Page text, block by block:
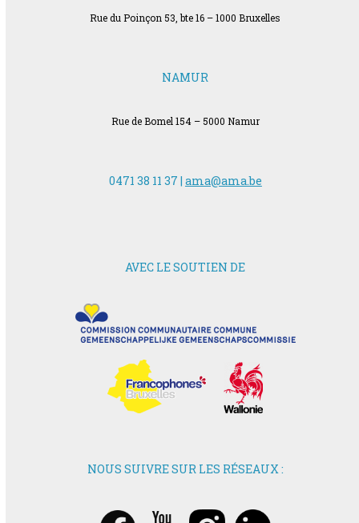
Rue du Poinçon 53, bte 16 – 1000 Bruxelles
NAMUR
Rue de Bomel 154 – 5000 Namur
0471 38 11 37 | ama@ama.be
AVEC LE SOUTIEN DE
NOUS SUIVRE SUR LES RÉSEAUX :